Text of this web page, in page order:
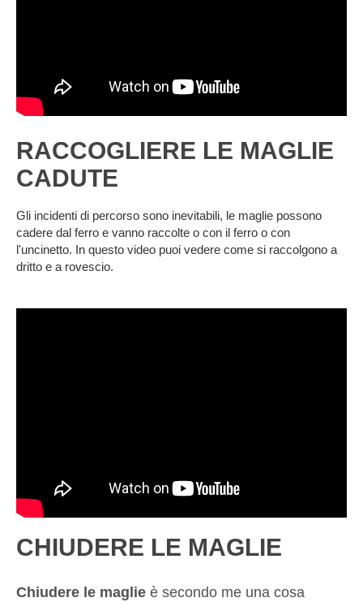
RACCOGLIERE LE MAGLIE
CADUTE
Gli incidenti di percorso sono inevitabili, le maglie possono
cadere dal ferro e vanno raccolte o con il ferro o con
l'uncinetto. In questo video puoi vedere come si raccolgono a
dritto e a rovescio.
CHIUDERE LE MAGLIE
Chiudere le maglie è secondo me una cosa